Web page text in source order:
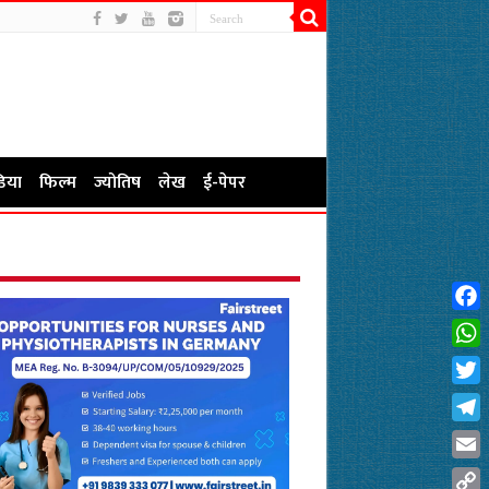
फिल्म ज्योतिष लेख ई-पेपर